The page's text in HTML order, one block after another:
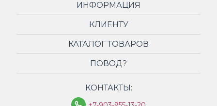
ИНФОРМАЦИЯ
КЛИЕНТУ
КАТАЛОГ ТОВАРОВ
ПОВОД?
КОНТАКТЫ: